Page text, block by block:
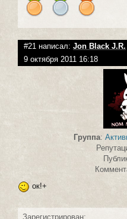
#21 написал: Jon Black J.R.
9 октября 2011 16:18
Группа:
ок!+
Зарегистрирован: